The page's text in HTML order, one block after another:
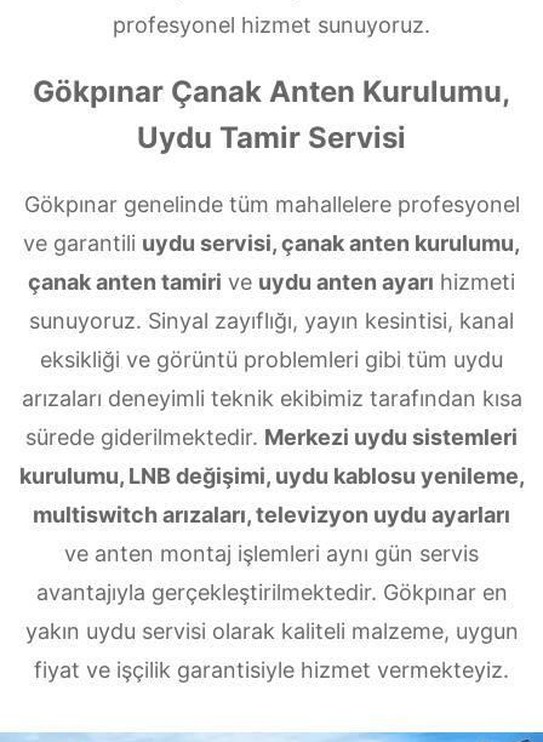
profesyonel hizmet sunuyoruz.
Gökpınar Çanak Anten Kurulumu,
Uydu Tamir Servisi
Gökpınar genelinde tüm mahallelere profesyonel
ve garantili uydu servisi, çanak anten kurulumu,
çanak anten tamiri ve uydu anten ayarı hizmeti
sunuyoruz. Sinyal zayıflığı, yayın kesintisi, kanal
eksikliği ve görüntü problemleri gibi tüm uydu
arızaları deneyimli teknik ekibimiz tarafından kısa
sürede giderilmektedir. Merkezi uydu sistemleri
kurulumu, LNB değişimi, uydu kablosu yenileme,
multiswitch arızaları, televizyon uydu ayarları
ve anten montaj işlemleri aynı gün servis
avantajıyla gerçekleştirilmektedir. Gökpınar en
yakın uydu servisi olarak kaliteli malzeme, uygun
fiyat ve işçilik garantisiyle hizmet vermekteyiz.